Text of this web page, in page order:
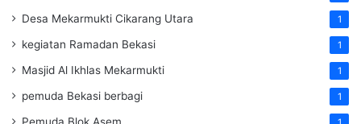
Desa Mekarmukti Cikarang Utara 1
kegiatan Ramadan Bekasi 1
Masjid Al Ikhlas Mekarmukti 1
pemuda Bekasi berbagi 1
Pemuda Blok Asem